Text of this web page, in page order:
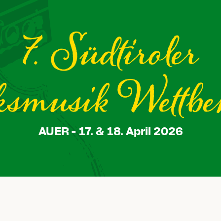
7. Südtiroler
AUER - 17. & 18. April 2026